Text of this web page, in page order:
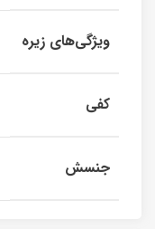
ویژگی‌های زیره
کفی
جنسش